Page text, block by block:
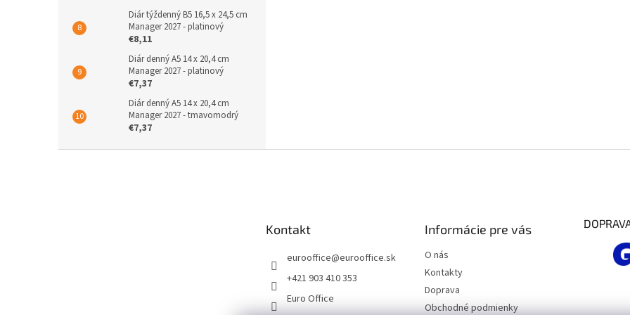
Diár týždenný B5 16,5 x 24,5 cm
Manager 2027 - platinový
€8,11
Diár denný A5 14 x 20,4 cm
Manager 2027 - platinový
€7,37
Diár denný A5 14 x 20,4 cm
Manager 2027 - tmavomodrý
€7,37
Kontakt
eurooffice@eurooffice.sk
+421 903 410 353
Euro Office
Informácie pre vás
O nás
Kontakty
Doprava
Obchodné podmienky